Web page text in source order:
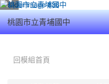
桃園市立青埔國中
回模組首頁